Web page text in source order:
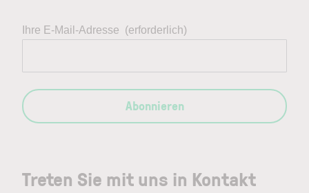
Treten Sie mit uns in Kontakt
Ihre E-Mail-Adresse (erforderlich)
Abonnieren